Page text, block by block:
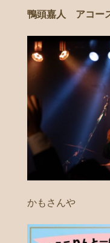
鴨頭嘉人 アコー
かもさんや